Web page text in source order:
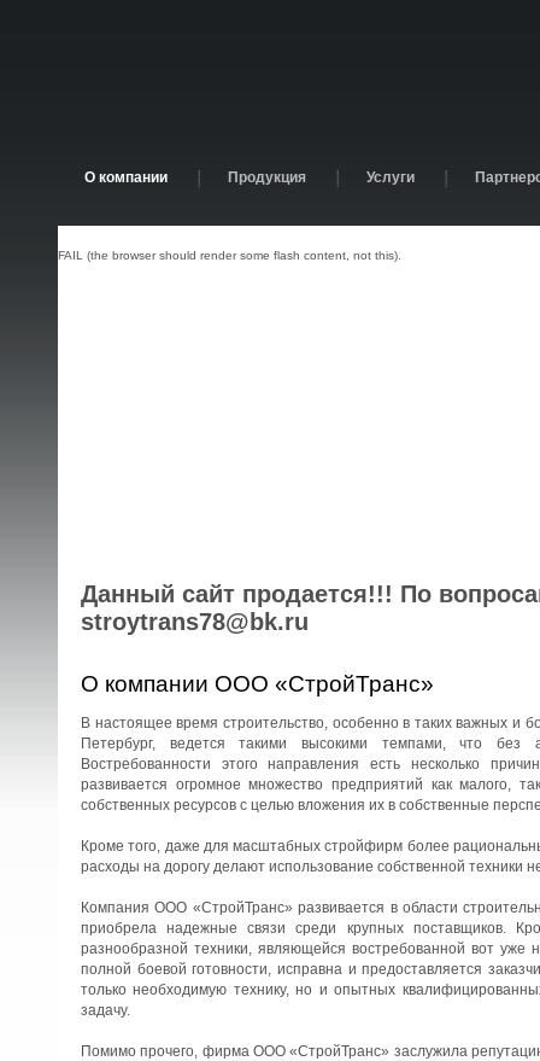
О компании Продукция Услуги
FAIL (the browser should render some flash content, not this).
Данный сайт продается!!! По
stroytrans78@bk.ru
О компании ООО «СтройТранс»
В настоящее время строительство, особенно в таких важных и
Петербург, ведется такими высокими темпами, что без
Востребованности этого направления есть несколько
развивается огромное множество предприятий как малого,
собственных ресурсов с целью вложения их в собственные
Кроме того, даже для масштабных стройфирм более
расходы на дорогу делают использование собственной техники
Компания ООО «СтройТранс» развивается в области
приобрела надежные связи среди крупных поставщиков.
разнообразной техники, являющейся востребованной вот уже
полной боевой готовности, исправна и предоставляется
только необходимую технику, но и опытных
задачу.
Помимо прочего, фирма ООО «СтройТранс» заслужила